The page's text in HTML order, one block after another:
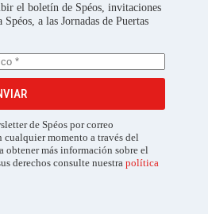
el boletín de Spéos, invitaciones
a las Jornadas de Puertas
de Spéos por correo
cualquier momento a través del
obtener más información sobre el
derechos consulte nuestra política